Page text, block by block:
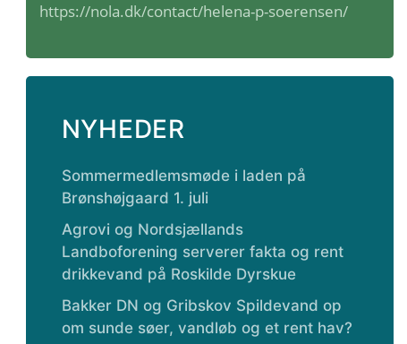
https://nola.dk/contact/helena-p-soerensen/
NYHEDER
Sommermedlemsmøde i laden på
Brønshøjgaard 1. juli
Agrovi og Nordsjællands
Landboforening serverer fakta og rent
drikkevand på Roskilde Dyrskue
Bakker DN og Gribskov Spildevand op
om sunde søer, vandløb og et rent hav?